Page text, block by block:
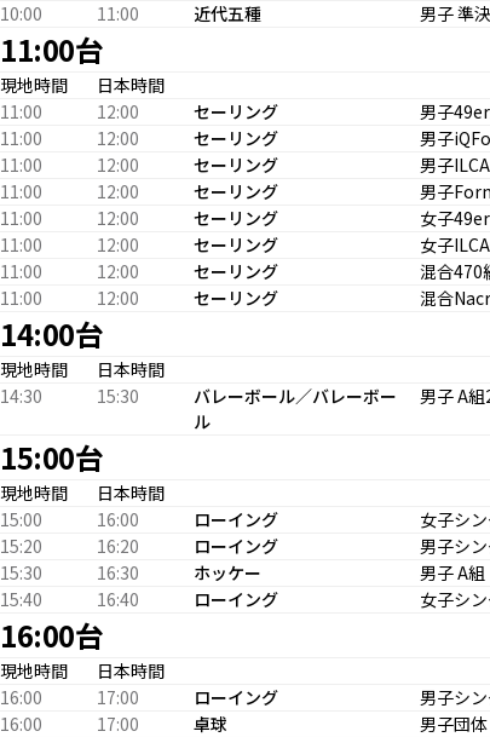
10:00
11:00 近代五種 男子 準
11:00台
現地時間
日本時間
11:00
12:00 セーリング
男子
11:00
12:00 セーリング
男子
11:00
12:00 セーリング
男子
11:00
12:00 セーリング
男子
11:00
12:00 セーリング
女子
11:00
12:00 セーリング
女子
11:00
12:00 セーリング
混合470
11:00
12:00 セーリング 混合
14:00台
現地時間
日本時間
14:30
15:30
バレーボール／バレーボー
ル
男子 A
15:00台
現地時間
日本時間
15:00
16:00 ローイング
女子シ
15:20
16:20 ローイング
男子シ
15:30
16:30 ホッケー
男子 A
15:40
16:40 ローイング 女子シ
16:00台
現地時間
日本時間
16:00
17:00 ローイング
男子シ
16:00
17:00 卓球
男子団